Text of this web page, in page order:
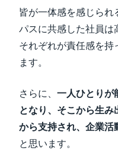
皆が一体感を感じられ
パスに共感した社員は
それぞれが責任感を持
ます。
さらに、 一人ひとりが
となり、そこから生
から支持され、企業活
と思います。